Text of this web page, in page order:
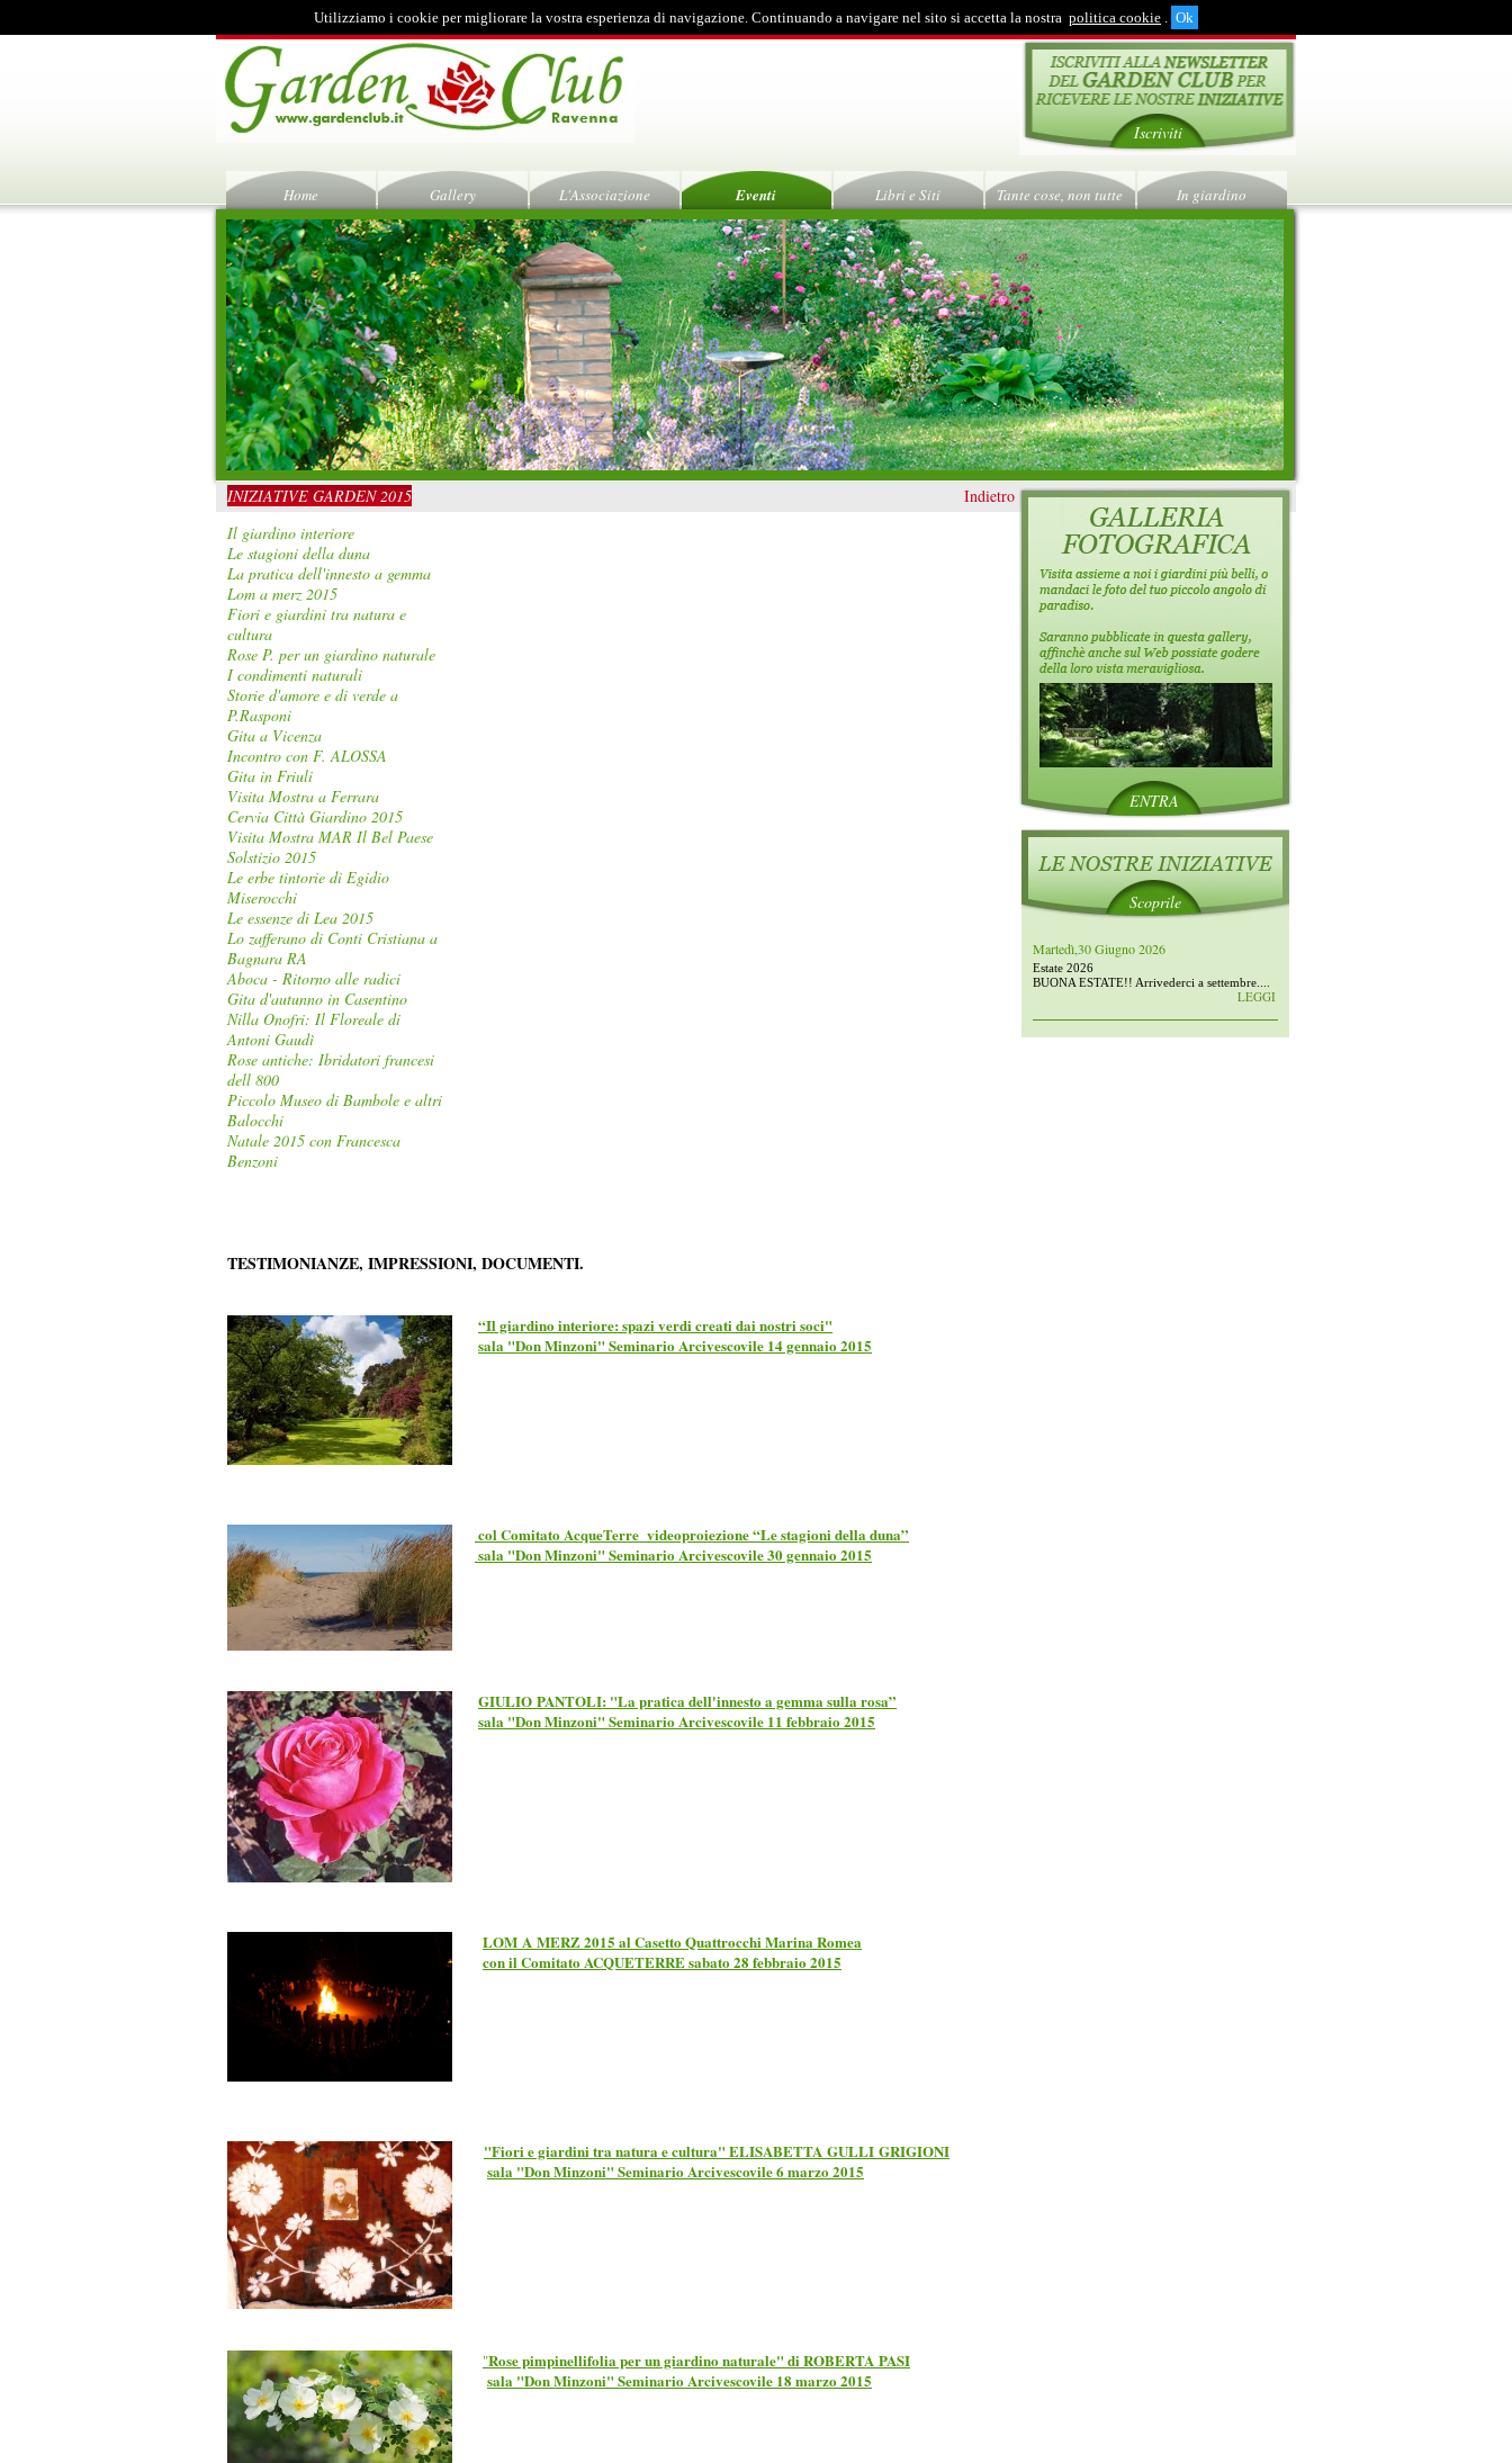
Utilizziamo i cookie per migliorare la vostra esperienza di navigazione. Continuando a navigare nel sito si accetta la nostra politica cookie .
Iscriviti
Home Gallery L'Associazione Eventi Libri e Siti Tante cose, non tutte In giardino
INIZIATIVE GARDEN 2015
Indietro
Il giardino interiore
Le stagioni della duna
La pratica dell'innesto a gemma
Lom a merz 2015
Fiori e giardini tra natura e
cultura
Rose P. per un giardino naturale
I condimenti naturali
Storie d'amore e di verde a
P.Rasponi
Gita a Vicenza
Incontro con F. ALOSSA
Gita in Friuli
Visita Mostra a Ferrara
Cervia Città Giardino 2015
Visita Mostra MAR Il Bel Paese
Solstizio 2015
Le erbe tintorie di Egidio
Miserocchi
Le essenze di Lea 2015
Lo zafferano di Conti Cristiana a
Bagnara RA
Aboca - Ritorno alle radici
Gita d'autunno in Casentino
Nilla Onofri: Il Floreale di
Antoni Gaudì
Rose antiche: Ibridatori francesi
dell 800
Piccolo Museo di Bambole e altri
Balocchi
Natale 2015 con Francesca
Benzoni
TESTIMONIANZE, IMPRESSIONI, DOCUMENTI.
“Il giardino interiore: spazi verdi creati dai nostri soci"
sala "Don Minzoni" Seminario Arcivescovile 14 gennaio 2015
col Comitato AcqueTerre videoproiezione “Le stagioni della duna”
sala "Don Minzoni" Seminario Arcivescovile 30 gennaio 2015
GIULIO PANTOLI: "La pratica dell'innesto a gemma sulla rosa”
sala "Don Minzoni" Seminario Arcivescovile 11 febbraio 2015
LOM A MERZ 2015 al Casetto Quattrocchi Marina Romea
con il Comitato ACQUETERRE sabato 28 febbraio 2015
"Fiori e giardini tra natura e cultura" ELISABETTA GULLI GRIGIONI
sala "Don Minzoni" Seminario Arcivescovile 6 marzo 2015
"Rose pimpinellifolia per un giardino naturale" di ROBERTA PASI
sala "Don Minzoni" Seminario Arcivescovile 18 marzo 2015
ENTRA
Scoprile
Martedì,30 Giugno 2026
Estate 2026
BUONA ESTATE!! Arrivederci a settembre....
LEGGI